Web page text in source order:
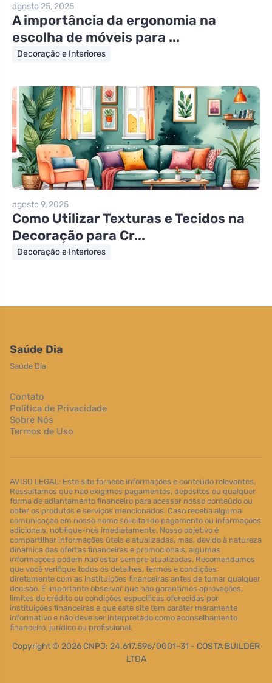
agosto 25, 2025
A importância da ergonomia na
escolha de móveis para ...
Decoração e Interiores
agosto 9, 2025
Como Utilizar Texturas e Tecidos na
Decoração para Cr...
Decoração e Interiores
Saúde Dia
Saúde Dia
Contato
Política de Privacidade
Sobre Nós
Termos de Uso
AVISO LEGAL: Este site fornece informações e conteúdo relevantes.
Ressaltamos que não exigimos pagamentos, depósitos ou qualquer
forma de adiantamento financeiro para acessar nosso conteúdo ou
obter os produtos e serviços mencionados. Caso receba alguma
comunicação em nosso nome solicitando pagamento ou informações
adicionais, notifique-nos imediatamente. Nosso objetivo é
compartilhar informações úteis e atualizadas, mas, devido à natureza
dinâmica das ofertas financeiras e promocionais, algumas
informações podem não estar sempre atualizadas. Recomendamos
que você verifique todos os detalhes, termos e condições
diretamente com as instituições financeiras antes de tomar qualquer
decisão. É importante observar que não garantimos aprovações,
limites de crédito ou condições específicas oferecidas por
instituições financeiras e que este site tem caráter meramente
informativo e não deve ser interpretado como aconselhamento
financeiro, jurídico ou profissional.
Copyright © 2026 CNPJ: 24.617.596/0001-31 - COSTA BUILDER
LTDA